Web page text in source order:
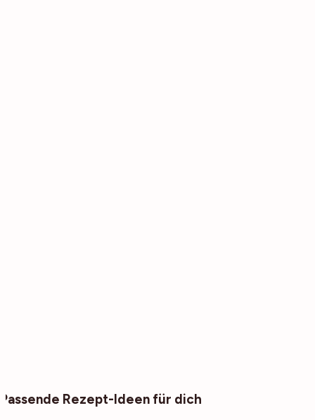
Passende Rezept-Ideen für dich